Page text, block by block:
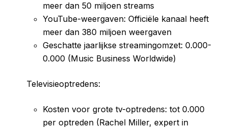
meer dan 50 miljoen streams
YouTube-weergaven: Officiële kanaal heeft
meer dan 380 miljoen weergaven
Geschatte jaarlijkse streamingomzet: 0.000-
0.000 (Music Business Worldwide)
Televisieoptredens:
Kosten voor grote tv-optredens: tot 0.000
per optreden (Rachel Miller, expert in